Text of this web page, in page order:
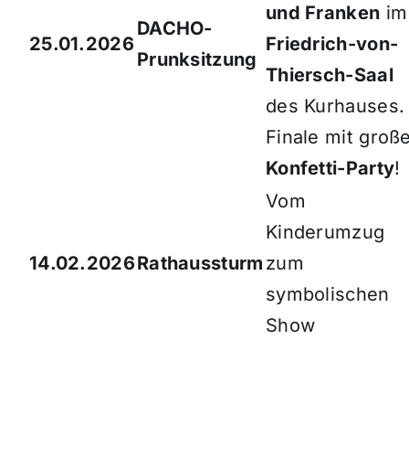
25.01.2026
DACHO-
Prunksitzung
und Franken im
Friedrich-von-
Thiersch-Saal
des Kurhauses.
Finale mit
Konfetti-Party!
14.02.2026Rathaussturm
Vom
Kinderumzug
zum
symbolischen
Show